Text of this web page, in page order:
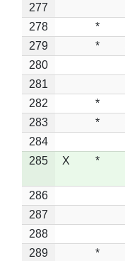
277
278
*
279
*
280
281
282
*
283
*
284
285
X *
286
287
288
289
*